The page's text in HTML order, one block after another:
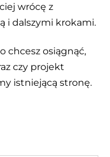
wrócę z
i dalszymi krokami.
chcesz osiągnąć,
czy projekt
istniejącą stronę.